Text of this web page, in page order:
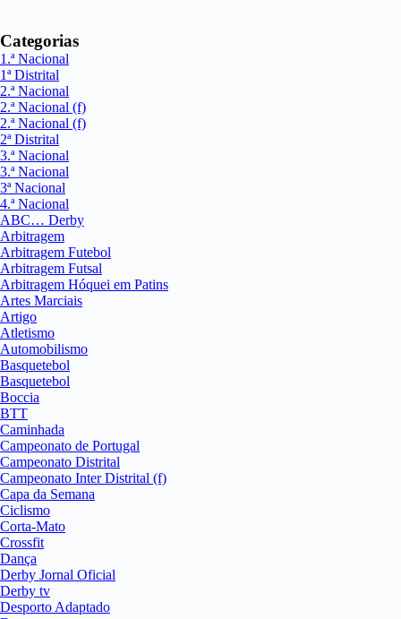
Categorias
1.ª Nacional
1ª Distrital
2.ª Nacional
2.ª Nacional (f)
2.ª Nacional (f)
2ª Distrital
3.ª Nacional
3.ª Nacional
3ª Nacional
4.ª Nacional
ABC… Derby
Arbitragem
Arbitragem Futebol
Arbitragem Futsal
Arbitragem Hóquei em Patins
Artes Marciais
Artigo
Atletismo
Automobilismo
Basquetebol
Basquetebol
Boccia
BTT
Caminhada
Campeonato de Portugal
Campeonato Distrital
Campeonato Inter Distrital (f)
Capa da Semana
Ciclismo
Corta-Mato
Crossfit
Dança
Derby Jornal Oficial
Derby tv
Desporto Adaptado